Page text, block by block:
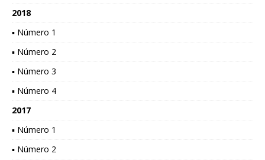
2018
▪ Número 1
▪ Número 2
▪ Número 3
▪ Número 4
2017
▪ Número 1
▪ Número 2